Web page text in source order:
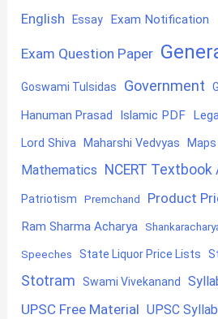
English Essay Exam Notification
Exam Question Paper
Goswami Tulsidas Government
Hanuman Prasad Islamic PDF
Lord Shiva Maharshi Vedvyas
Mathematics NCERT Textbook
Patriotism Premchand Product
Ram Sharma Acharya
Speeches State Liquor Price Lists
Stotram Swami Vivekanand
UPSC Free Material UPSC